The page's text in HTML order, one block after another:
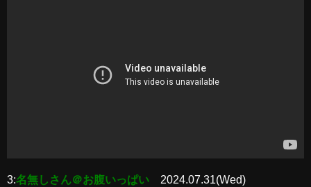
3:名無しさん＠お腹いっぱい
2024.07.31(Wed)